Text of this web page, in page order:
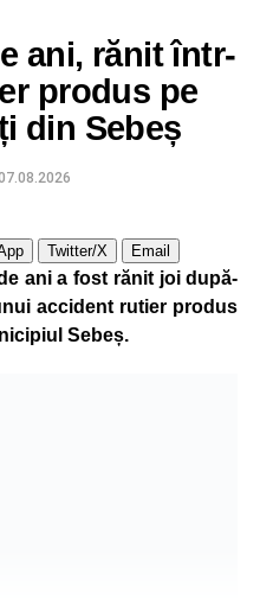
ani, rănit într-
produs pe
din Sebeș
Twitter/X Email
ani a fost rănit joi după-
accident rutier produs
Sebeș.